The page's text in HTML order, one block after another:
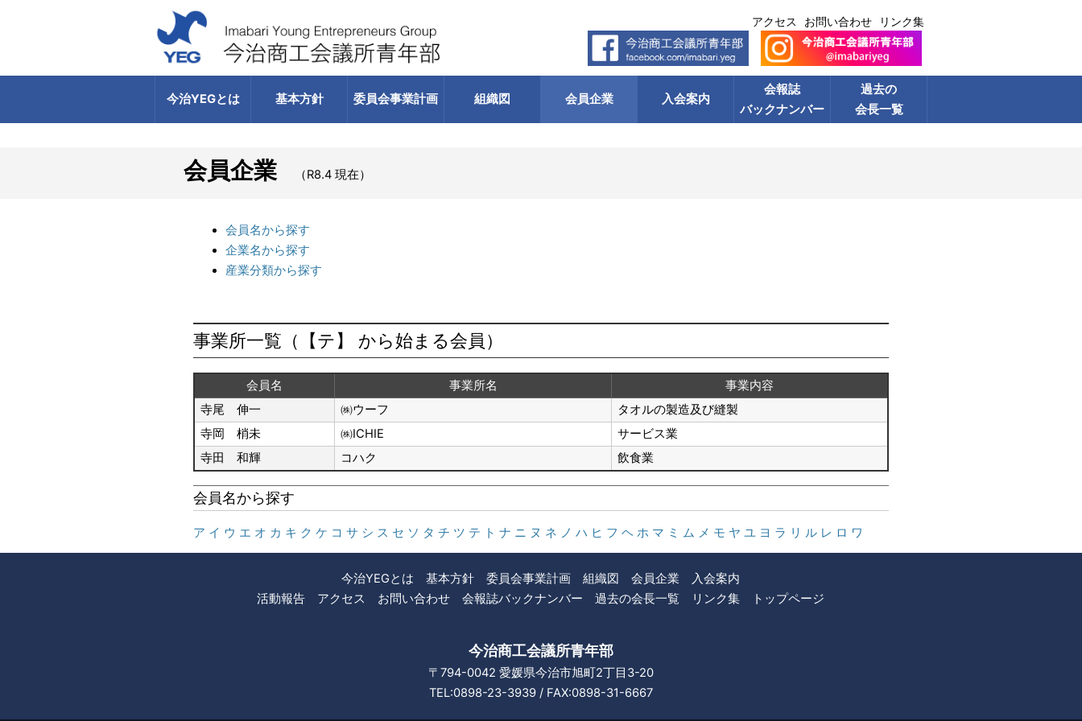
アクセス お問い合わせ リンク集
今治YEGとは 基本方針 委員会事業計画 組織図 会員企業 入会案内
会報誌
バックナンバー
過去の
会長一覧
会員企業 （R8.4 現在）
会員名から探す
企業名から探す
産業分類から探す
事業所一覧（【テ】 から始まる会員）
会員名 事業所名
事業内容
寺尾 伸一
㈱ウーフ
タオルの製造及び縫製
寺岡 梢未
㈱ICHIE
サービス業
寺田 和輝
コハク 飲食業
会員名から探す
ア イ ウ エ オ カ キ ク ケ コ サ シ ス セ ソ タ チ ツ テ ト ナ ニ ヌ ネ ノ ハ ヒ フ ヘ ホ マ ミ ム メ モ ヤ ユ ヨ ラ リ ル レ ロ ワ
今治YEGとは 基本方針 委員会事業計画 組織図 会員企業
入会案内
活動報告
アクセス お問い合わせ 会報誌バックナンバー 過去の会長一覧 リンク集 トップページ
今治商工会議所青年部
〒794-0042 愛媛県今治市旭町2丁目3-20
TEL:0898-23-3939 / FAX:0898-31-6667